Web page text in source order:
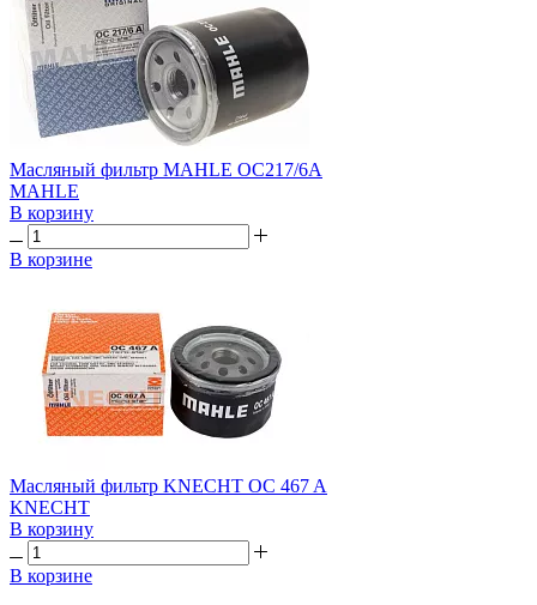
Масляный фильтр MAHLE OC217/6A
MAHLE
В корзину
В корзине
Масляный фильтр KNECHT OC 467 A
KNECHT
В корзину
В корзине